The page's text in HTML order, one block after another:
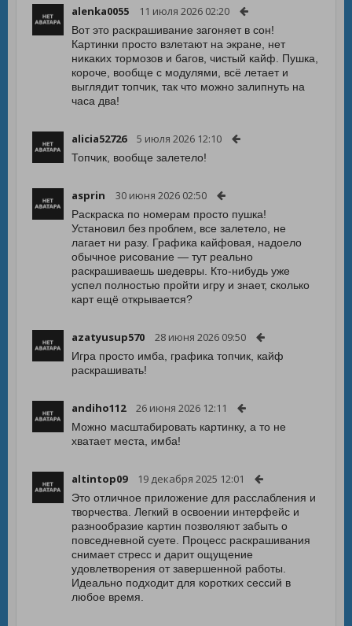
alenka0055 11 июля 2026 02:20
Вот это раскрашивание загоняет в сон!
Картинки просто взлетают на экране, нет
никаких тормозов и багов, чистый кайф. Пушка,
короче, вообще с модулями, всё летает и
выглядит топчик, так что можно залипнуть на
часа два!
alicia52726 5 июля 2026 12:10
Топчик, вообще залетело!
asprin 30 июня 2026 02:50
Раскраска по номерам просто пушка!
Установил без проблем, все залетело, не
лагает ни разу. Графика кайфовая, надоело
обычное рисование — тут реально
раскрашиваешь шедевры. Кто-нибудь уже
успел полностью пройти игру и знает, сколько
карт ещё открывается?
azatyusup570 28 июня 2026 09:50
Игра просто имба, графика топчик, кайф
раскрашивать!
andiho112 26 июня 2026 12:11
Можно масштабировать картинку, а то не
хватает места, имба!
altintop09 19 декабря 2025 12:01
Это отличное приложение для расслабления и
творчества. Легкий в освоении интерфейс и
разнообразие картин позволяют забыть о
повседневной суете. Процесс раскрашивания
снимает стресс и дарит ощущение
удовлетворения от завершенной работы.
Идеально подходит для коротких сессий в
любое время.